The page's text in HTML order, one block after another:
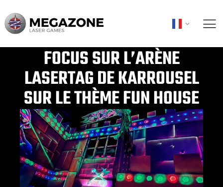
au
contenu
FOCUS SUR L’ARÈNE
LASERTAG DE KARROUSEL
SUR LE THÈME FUN HOUSE